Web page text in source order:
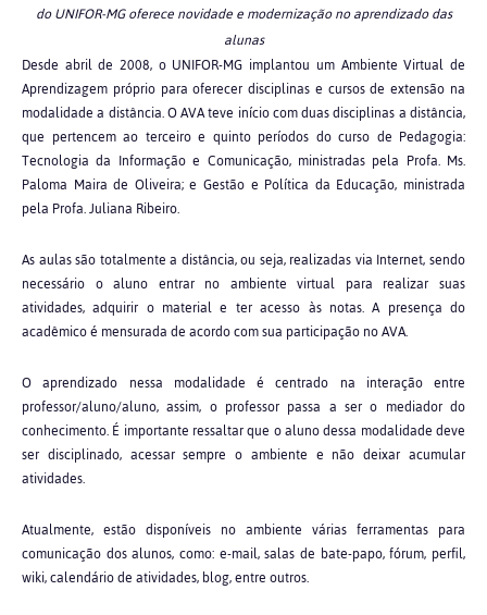
do UNIFOR-MG oferece novidade e modernização no aprendizado das
alunas
Desde abril de 2008, o UNIFOR-MG implantou um Ambiente Virtual de
Aprendizagem próprio para oferecer disciplinas e cursos de extensão na
modalidade a distância. O AVA teve início com duas disciplinas a distância,
que pertencem ao terceiro e quinto períodos do curso de Pedagogia:
Tecnologia da Informação e Comunicação, ministradas pela Profa. Ms.
Paloma Maira de Oliveira; e Gestão e Política da Educação, ministrada
pela Profa. Juliana Ribeiro.
As aulas são totalmente a distância, ou seja, realizadas via Internet, sendo
necessário o aluno entrar no ambiente virtual para realizar suas
atividades, adquirir o material e ter acesso às notas. A presença do
acadêmico é mensurada de acordo com sua participação no AVA.
O aprendizado nessa modalidade é centrado na interação entre
professor/aluno/aluno, assim, o professor passa a ser o mediador do
conhecimento. É importante ressaltar que o aluno dessa modalidade deve
ser disciplinado, acessar sempre o ambiente e não deixar acumular
atividades.
Atualmente, estão disponíveis no ambiente várias ferramentas para
comunicação dos alunos, como: e-mail, salas de bate-papo, fórum, perfil,
wiki, calendário de atividades, blog, entre outros.